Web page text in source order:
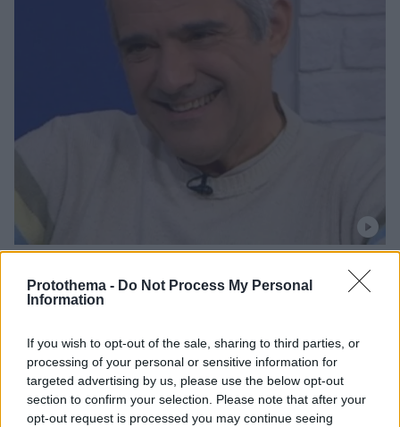
Protothema - Do Not Process My Personal
Information
If you wish to opt-out of the sale, sharing to third parties, or
processing of your personal or sensitive information for
targeted advertising by us, please use the below opt-out
section to confirm your selection. Please note that after your
opt-out request is processed you may continue seeing
Έχω χάσει δουλειές λόγω των απόψεών μου, όλα έχουν
μια τιμή, δήλωσε ο Γεράσιμος Γεννατάς
δύσκολα τα πράγματα, είπε για τις οικονομικές
δυσκολίες που βιώνει